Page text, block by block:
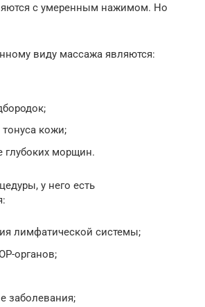
с умеренным нажимом. Но
виду массажа являются:
кожи;
глубоких морщин.
у него есть
лимфатической системы;
органов;
заболевания;